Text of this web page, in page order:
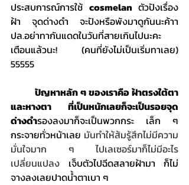
ประสบการณ์การใช้ cosmelan ตัวปังเรื่อง
ฝ้า จุดด่างดำ จะปังหรือพังมาดูกันนะค้าา
ปล.อย่าทากันแดดในวันที่สายเกินไปนะคะ
เตือนแล้วนะ! (คนที่ยังไม่เป็นเริ่มทาเลย)
55555
ปัญหาหลัก ๆ ของเราคือ ฝ้าตรงใต้ตา
และหางตา ที่เป็นหนักเลยก็จะเป็นรอยจุด
ด่างดำรองลงมาก็จะเป็นพวกกระ เล็ก ๆ
กระจายทั่วหน้าเลย มันทำให้ส้มรู้สึกไม่มีความ
มั่นใจมาก ๆ ไปเลเซอร์มาก็ไม่มีอะไร
เปลี่ยนแปลง เจ็บตัวไปฉีดสลายฝ้ามา ก็ไม่
จางลงเลยปาดน้ำตาเบา ๆ